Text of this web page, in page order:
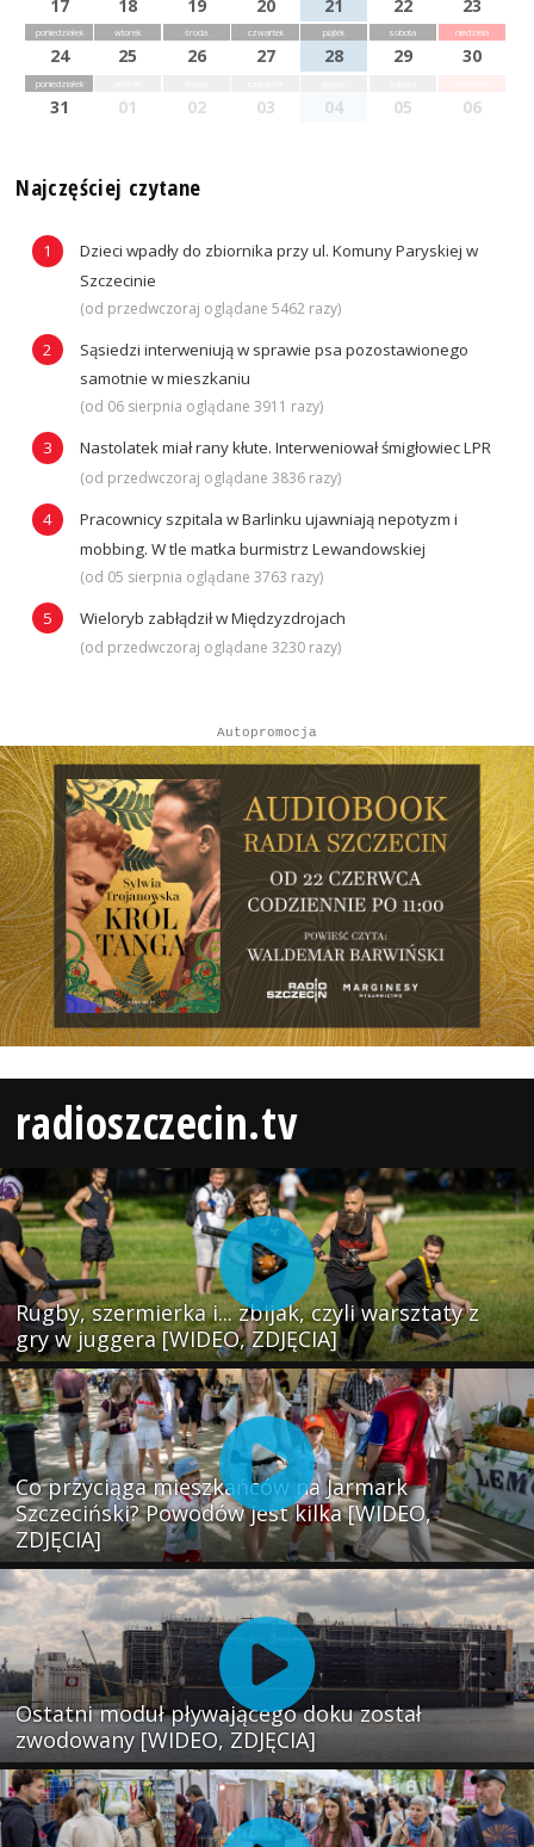
17 18 19 20 21 22 23
poniedziałek
24
wtorek
25
środa
26
czwartek
27
piątek
28
sobota
29
niedziela
30
poniedziałek
31 01 02 03 04 05 06
Najczęściej czytane
Dzieci wpadły do zbiornika przy ul. Komuny Paryskiej w
Szczecinie
(od przedwczoraj oglądane 5462 razy)
Sąsiedzi interweniują w sprawie psa pozostawionego
samotnie w mieszkaniu
(od 06 sierpnia oglądane 3911 razy)
Nastolatek miał rany kłute. Interweniował śmigłowiec LPR
(od przedwczoraj oglądane 3836 razy)
Pracownicy szpitala w Barlinku ujawniają nepotyzm i
mobbing. W tle matka burmistrz Lewandowskiej
(od 05 sierpnia oglądane 3763 razy)
Wieloryb zabłądził w Międzyzdrojach
(od przedwczoraj oglądane 3230 razy)
Autopromocja
radioszczecin.tv
Rugby, szermierka i... zbijak, czyli warsztaty z
gry w juggera [WIDEO, ZDJĘCIA]
Co przyciąga mieszkańców na Jarmark
Szczeciński? Powodów jest kilka [WIDEO,
ZDJĘCIA]
Ostatni moduł pływającego doku został
zwodowany [WIDEO, ZDJĘCIA]